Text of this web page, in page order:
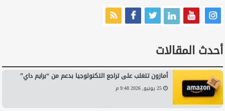
أحدث المقالات
أمازون تتغلب على تراجع التكنولوجيا بدعم من “برايم داي”
25 يونيو, 2026 9:48 م